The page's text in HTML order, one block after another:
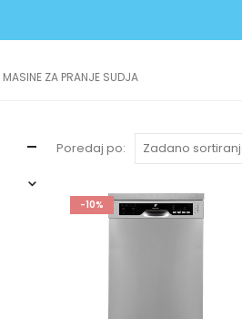
MASINE ZA PRANJE SUDJA
Poredaj po:
-10%